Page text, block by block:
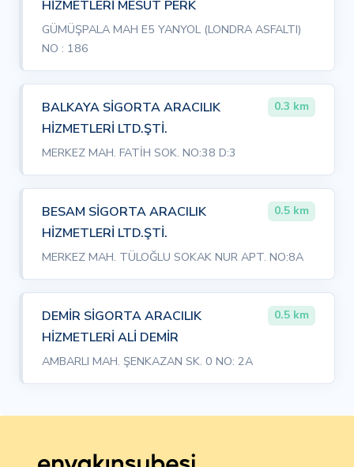
HİZMETLERİ MESUT PERK
GÜMÜŞPALA MAH E5 YANYOL (LONDRA ASFALTI)
NO : 186
BALKAYA SİGORTA ARACILIK
HİZMETLERİ LTD.ŞTİ.
0.3 km
MERKEZ MAH. FATİH SOK. NO:38 D:3
BESAM SİGORTA ARACILIK
HİZMETLERİ LTD.ŞTİ.
0.5 km
MERKEZ MAH. TÜLOĞLU SOKAK NUR APT. NO:8A
DEMİR SİGORTA ARACILIK
HİZMETLERİ ALİ DEMİR
0.5 km
AMBARLI MAH. ŞENKAZAN SK. 0 NO: 2A